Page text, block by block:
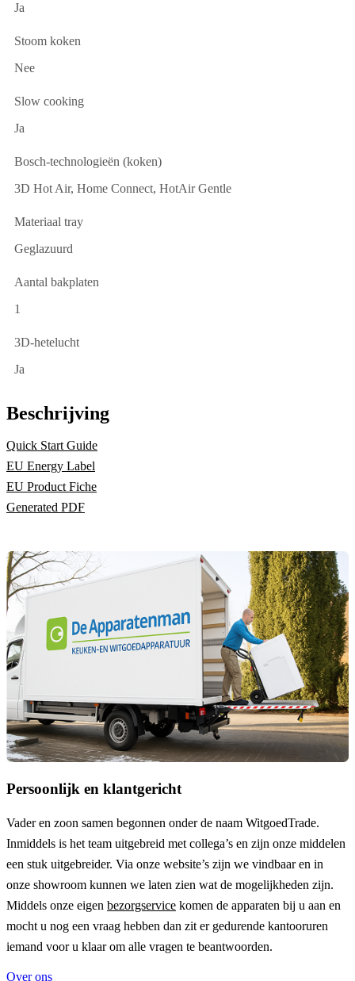
Ja
Stoom koken
Nee
Slow cooking
Ja
Bosch-technologieën (koken)
3D Hot Air, Home Connect, HotAir Gentle
Materiaal tray
Geglazuurd
Aantal bakplaten
1
3D-hetelucht
Ja
Beschrijving
Quick Start Guide
EU Energy Label
EU Product Fiche
Generated PDF
Persoonlijk en klantgericht
Vader en zoon samen begonnen onder de naam WitgoedTrade.
Inmiddels is het team uitgebreid met collega’s en zijn onze middelen
een stuk uitgebreider. Via onze website’s zijn we vindbaar en in
onze showroom kunnen we laten zien wat de mogelijkheden zijn.
Middels onze eigen bezorgservice komen de apparaten bij u aan en
mocht u nog een vraag hebben dan zit er gedurende kantooruren
iemand voor u klaar om alle vragen te beantwoorden.
Over ons